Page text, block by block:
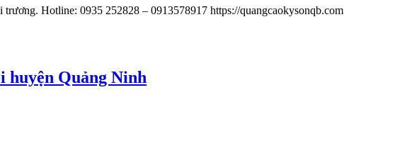
Hotline: 0935 252828 – 0913578917 https://quangcaokysonqb.com
huyện Quảng Ninh